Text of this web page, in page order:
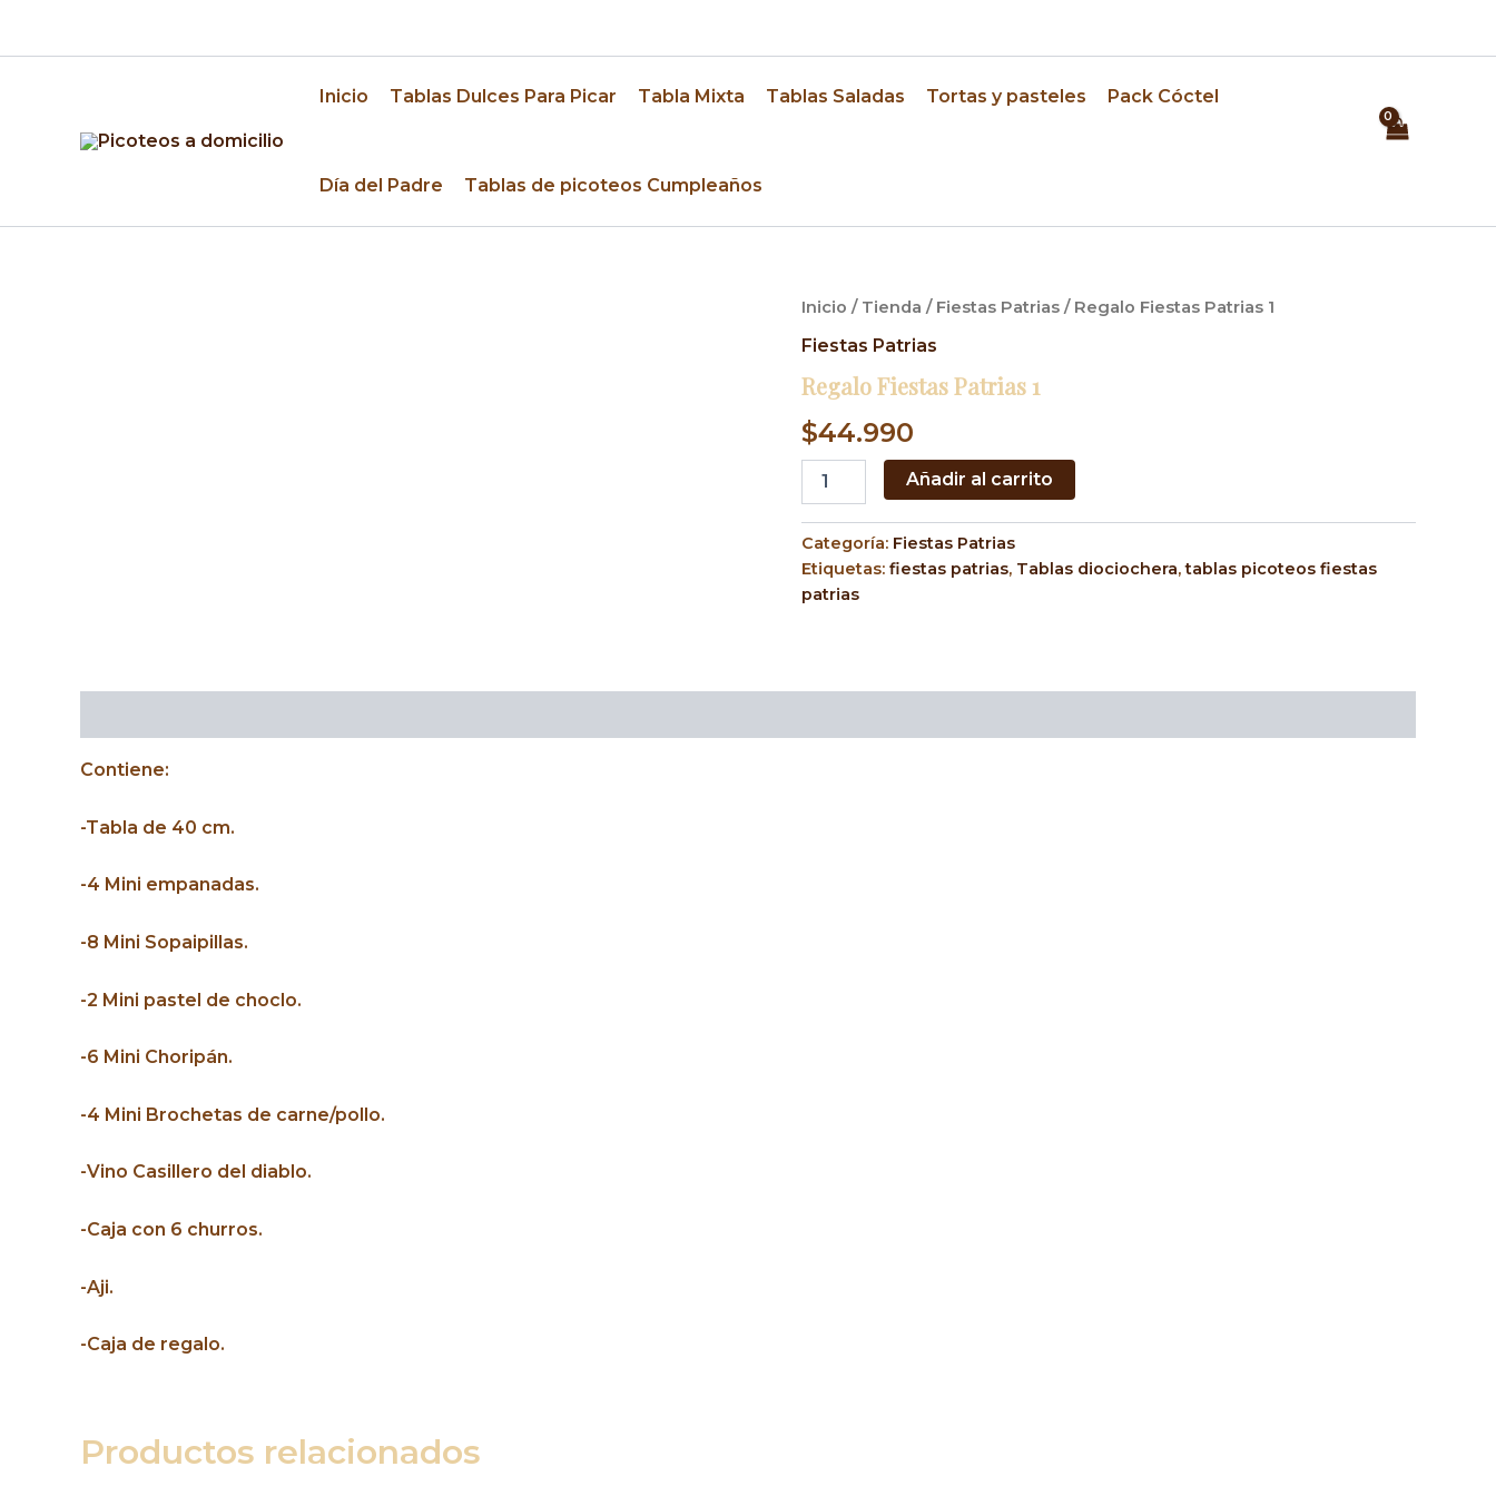
Inicio Tablas Dulces Para Picar Tabla Mixta Tablas Saladas Tortas y pasteles Pack Cóctel
Día del Padre Tablas de picoteos Cumpleaños
Inicio / Tienda / Fiestas Patrias / Regalo Fiestas Patrias 1
Fiestas Patrias
Regalo Fiestas Patrias 1
$44.990
Regalo
Patrias
cantidad
Añadir al carrito
Categoría: Fiestas Patrias
Etiquetas: fiestas patrias, Tablas diociochera,tablas picoteos fiestas
patrias
Contiene:
-Tabla de 40 cm.
-4 Mini empanadas.
-8 Mini Sopaipillas.
-2 Mini pastel de choclo.
-6 Mini Choripán.
-4 Mini Brochetas de carne/pollo.
-Vino Casillero del diablo.
-Caja con 6 churros.
-Aji.
-Caja de regalo.
Productos relacionados